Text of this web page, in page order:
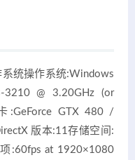
统操作系统:Windows
@ 3.20GHz (or
:GeForce GTX 480 /
版本:11存储空间:
:60fps at 1920×1080